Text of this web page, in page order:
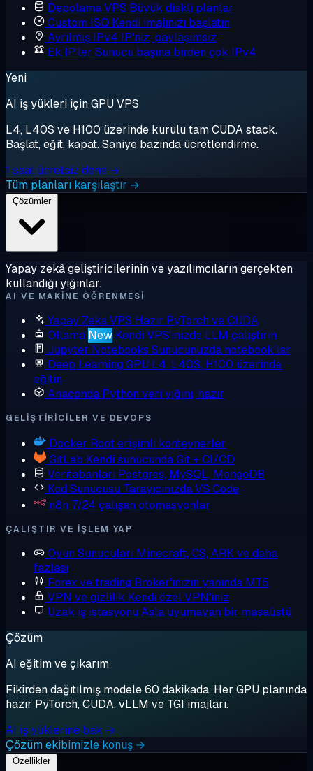
Depolama VPS Büyük diskli planlar
Custom ISO Kendi imajınızı başlatın
Ayrılmış IPv4 IP'niz, paylaşımsız
Ek IP'ler Sunucu başına birden çok IPv4
Yeni
AI iş yükleri için GPU VPS
L4, L40S ve H100 üzerinde kurulu tam CUDA stack.
Başlat, eğit, kapat. Saniye bazında ücretlendirme.
1 saat ücretsiz dene →
Tüm planları karşılaştır →
Çözümler
Yapay zekâ geliştiricilerinin ve yazılımcıların gerçekten
kullandığı yığınlar.
AI VE MAKINE ÖĞRENMESI
Yapay Zeka VPS Hazır PyTorch ve CUDA
Ollama New Kendi VPS'inizde LLM çalıştırın
Jupyter Notebooks Sunucunuzda notebook'lar
Deep Learning GPU L4, L40S, H100 üzerinde
eğitin
Anaconda Python veri yığını, hazır
GELIŞTIRICILER VE DEVOPS
Docker Root erişimli konteynerler
GitLab Kendi sunucunda Git + CI/CD
Veritabanları Postgres, MySQL, MongoDB
Kod Sunucusu Tarayıcınızda VS Code
n8n 7/24 çalışan otomasyonlar
ÇALIŞTIR VE IŞLEM YAP
Oyun Sunucuları Minecraft, CS, ARK ve daha
fazlası
Forex ve trading Broker'ınızın yanında MT5
VPN ve gizlilik Kendi özel VPN'iniz
Uzak iş istasyonu Asla uyumayan bir masaüstü
Çözüm
AI eğitim ve çıkarım
Fikirden dağıtılmış modele 60 dakikada. Her GPU planında
hazır PyTorch, CUDA, vLLM ve TGI imajları.
AI iş yüklerine bak →
Çözüm ekibimizle konuş →
Özellikler